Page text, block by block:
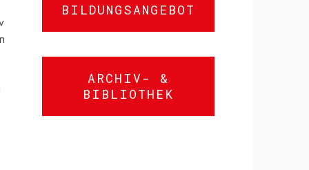
BILDUNGSANGEBOT
ARCHIV- &
BIBLIOTHEK